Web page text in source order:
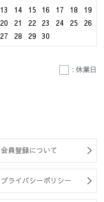
13
14 15 16 17 18
19
20
21 22 23 24 25
26
27
28 29 30
: 休業日
会員登録について
プライバシーポリシー